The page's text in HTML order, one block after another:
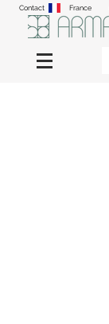
Contact France